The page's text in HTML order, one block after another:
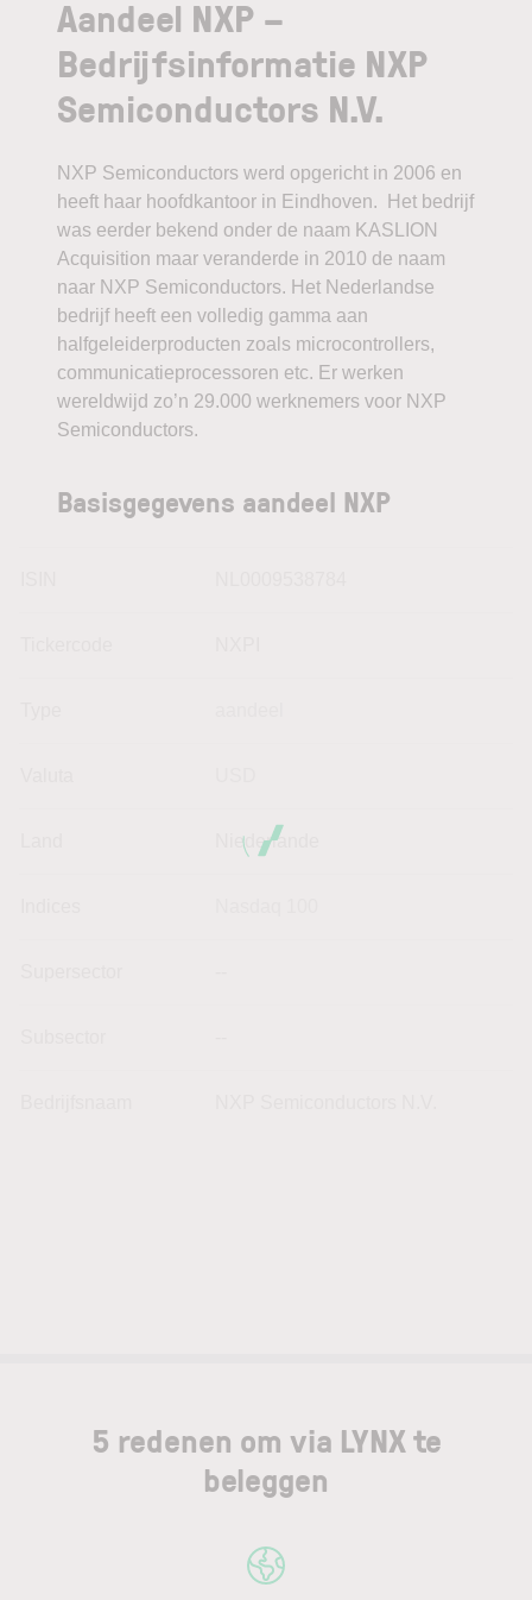
Aandeel NXP –
Bedrijfsinformatie NXP
Semiconductors N.V.
NXP Semiconductors werd opgericht in 2006 en
heeft haar hoofdkantoor in Eindhoven.
Het bedrijf
was eerder bekend onder de naam KASLION
Acquisition maar veranderde in 2010 de naam
naar NXP Semiconductors. Het Nederlandse
bedrijf heeft een volledig gamma aan
halfgeleiderproducten zoals microcontrollers,
communicatieprocessoren etc. Er werken
wereldwijd zo’n 29.000 werknemers voor NXP
Semiconductors.
Basisgegevens aandeel NXP
Niederlande
5 redenen om via LYNX te
beleggen